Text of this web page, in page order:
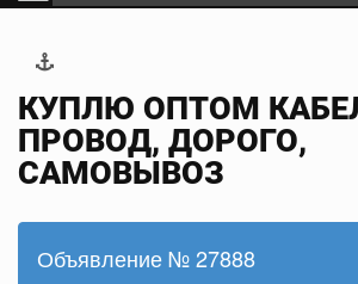
КУПЛЮ ОПТОМ
ПРОВОД, ДОРОГО,
САМОВЫВОЗ
Объявление № 27888